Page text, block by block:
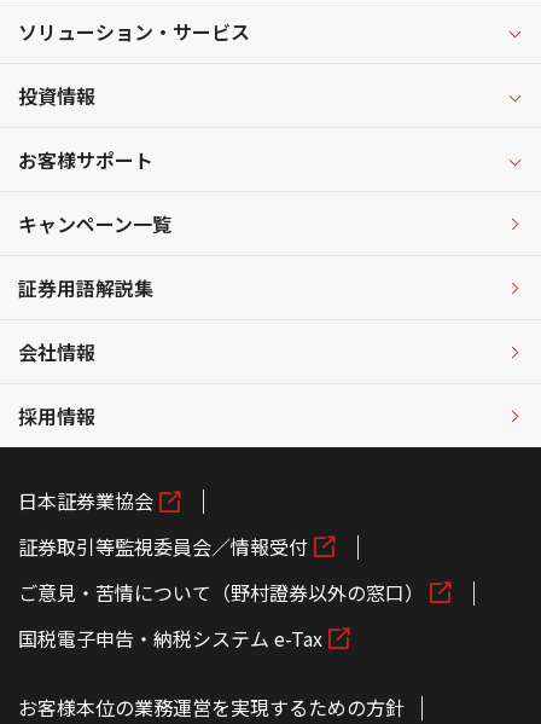
ソリューション・サービス
投資情報
お客様サポート
キャンペーン一覧
証券用語解説集
会社情報
採用情報
日本証券業協会
証券取引等監視委員会／情報受付
ご意見・苦情について（野村證券以外の窓口）
国税電子申告・納税システム e-Tax
お客様本位の業務運営を実現するための方針